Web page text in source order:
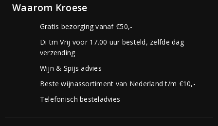
Waarom Kroese
Gratis bezorging vanaf €50,-
Di tm Vrij voor 17.00 uur besteld, zelfde dag
verzending
Wijn & Spijs advies
Beste wijnassortiment van Nederland t/m €10,-
Telefonisch besteladvies